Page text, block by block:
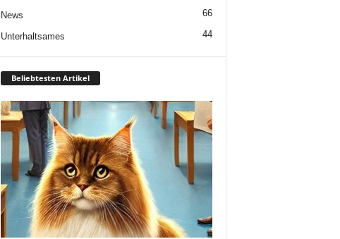
News 66
Unterhaltsames 44
Beliebtesten Artikel